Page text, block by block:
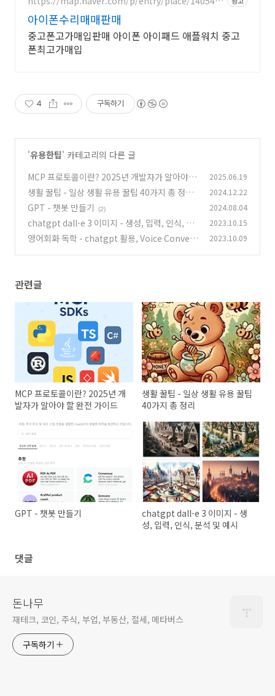
아이폰수리매매판매
중고폰고가매입판매 아이폰 아이패드 애플워치 중고
폰최고가매입
4 구독하기
'유용한팁' 카테고리의 다른 글
MCP 프로토콜이란? 2025년 개발자가 알아야 할
완전 가이드
(0)
2025.06.19
생활 꿀팁 - 일상 생활 유용 꿀팁 40가지 총 정리
(3)
2024.12.22
GPT - 챗봇 만들기 (2) 2024.08.04
chatgpt dall-e 3 이미지 - 생성, 입력, 인식, 분
석 및 예시 (0)
2023.10.15
영어회화 독학 - chatgpt 활용, Voice Convers
2023.10.09
관련글
MCP 프로토콜이란? 2025년 개
발자가 알아야 할 완전 가이드
생활 꿀팁 - 일상 생활 유용 꿀팁
40가지 총 정리
GPT - 챗봇 만들기
chatgpt dall-e 3 이미지 - 생
성, 입력, 인식, 분석 및 예시
댓글
돈나무
재테크, 코인, 주식, 부업, 부동산, 절세, 메타버스
구독하기